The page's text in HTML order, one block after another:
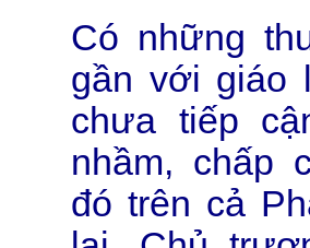
Có những
gần với giáo
chưa tiếp
nhầm, chấp
đó trên cả